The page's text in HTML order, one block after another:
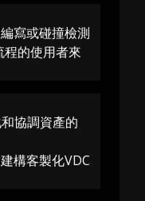
寫或碰撞檢測
的使用者來
協調資產的
構客製化VDC